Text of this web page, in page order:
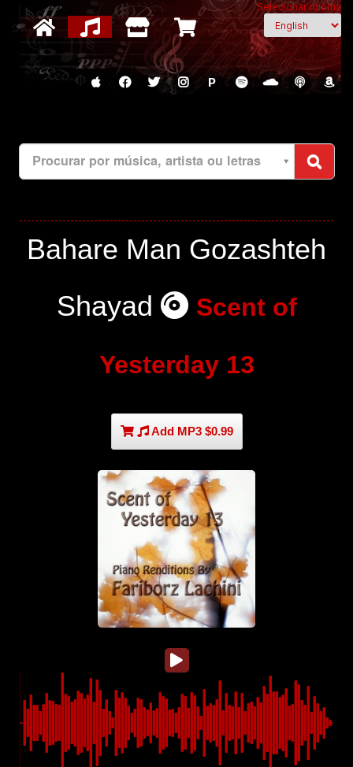
Selecionar idioma
P
Procurar por música, artista ou letras
Bahare Man Gozashteh
Shayad
Scent of
Yesterday 13
Add MP3 $0.99